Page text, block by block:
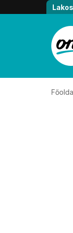
Átugrás, tovább